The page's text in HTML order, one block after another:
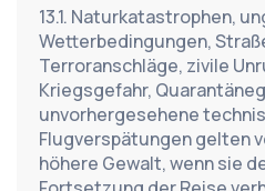
13.1. Naturkatastrophen,
Wetterbedingungen,
Terroranschläge, zivile
Kriegsgefahr,
unvorhergesehene
Flugverspätungen gelten
höhere Gewalt, wenn sie